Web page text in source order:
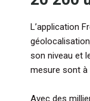
L’application
son niveau et
mesure sont
Avec des